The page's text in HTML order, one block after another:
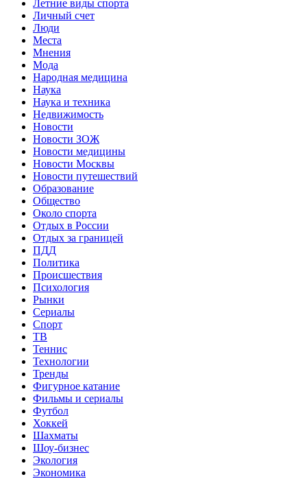
Летние виды спорта
Личный счет
Люди
Места
Мнения
Мода
Народная медицина
Наука
Наука и техника
Недвижимость
Новости
Новости ЗОЖ
Новости медицины
Новости Москвы
Новости путешествий
Образование
Общество
Около спорта
Отдых в России
Отдых за границей
ПДД
Политика
Происшествия
Психология
Рынки
Сериалы
Спорт
ТВ
Теннис
Технологии
Тренды
Фигурное катание
Фильмы и сериалы
Футбол
Хоккей
Шахматы
Шоу-бизнес
Экология
Экономика